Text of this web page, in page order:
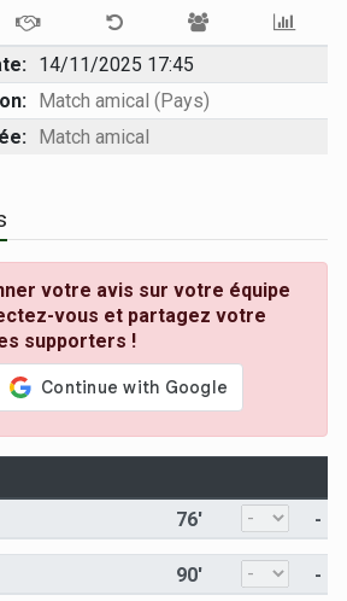
14/11/2025 17:45
Match amical (Pays)
Match amical
votre avis sur votre équipe
vous et partagez votre
supporters !
76' -
90' -